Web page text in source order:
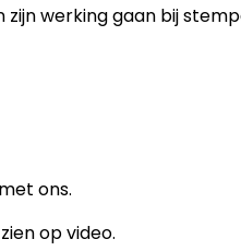
werking gaan bij
ons.
op video.